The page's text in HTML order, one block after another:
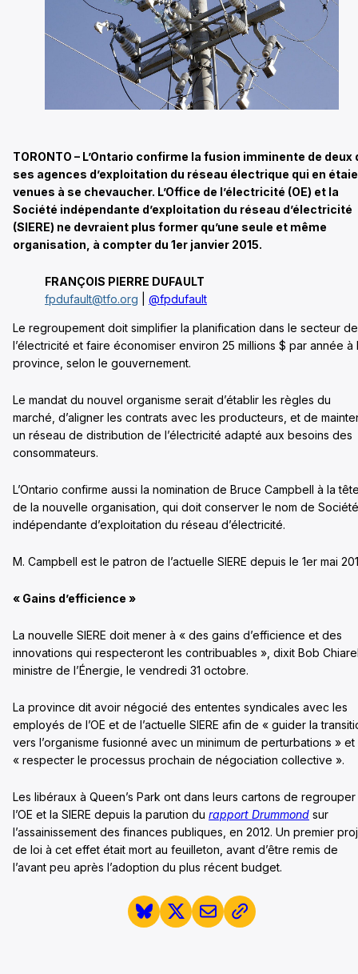
TORONTO – L’Ontario confirme la fusion imminente de deux
ses agences d’exploitation du réseau électrique qui en
venues à se chevaucher. L’Office de l’électricité (OE) et la
Société indépendante d’exploitation du réseau d’électricité
(SIERE) ne devraient plus former qu’une seule et même
organisation, à compter du 1er janvier 2015.
FRANÇOIS PIERRE DUFAULT
fpdufault@tfo.org
@fpdufault
Le regroupement doit simplifier la planification dans le secteur de
l’électricité et faire économiser environ 25 millions $ par année à
province, selon le gouvernement.
Le mandat du nouvel organisme serait d’établir les règles du
marché, d’aligner les contrats avec les producteurs, et de
un réseau de distribution de l’électricité adapté aux besoins des
consommateurs.
L’Ontario confirme aussi la nomination de Bruce Campbell à la
de la nouvelle organisation, qui doit conserver le nom de Société
indépendante d’exploitation du réseau d’électricité.
M. Campbell est le patron de l’actuelle SIERE depuis le 1er mai
« Gains d’efficience »
La nouvelle SIERE doit mener à « des gains d’efficience et des
innovations qui respecteront les contribuables », dixit Bob
ministre de l’Énergie, le vendredi 31 octobre.
La province dit avoir négocié des ententes syndicales avec les
employés de l’OE et de l’actuelle SIERE afin de « guider la
vers l’organisme fusionné avec un minimum de perturbations » et
« respecter le processus prochain de négociation collective ».
Les libéraux à Queen’s Park ont dans leurs cartons de regrouper
l’OE et la SIERE depuis la parution du rapport Drummond sur
l’assainissement des finances publiques, en 2012. Un premier
de loi à cet effet était mort au feuilleton, avant d’être remis de
l’avant peu après l’adoption du plus récent budget.